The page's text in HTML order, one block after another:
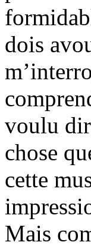
dois
voulu
chose
cette
Mais